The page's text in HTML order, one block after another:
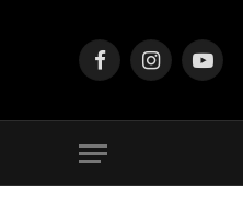
FacebookInstagram